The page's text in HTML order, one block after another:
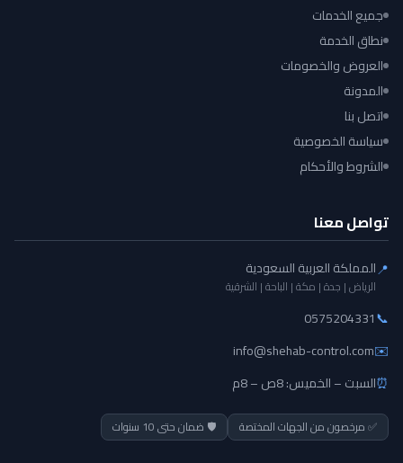
جميع الخدمات
نطاق الخدمة
العروض والخصومات
المدونة
اتصل بنا
سياسة الخصوصية
الشروط والأحكام
تواصل معنا
📍المملكة العربية السعودية
الرياض | جدة | مكة | الباحة | الشرقية
📞
0575204331
✉️
info@shehab-control.com
⏰السبت – الخميس: 8ص – 8م
✅ مرخصون من الجهات المختصة 🛡️ ضمان حتى 10 سنوات